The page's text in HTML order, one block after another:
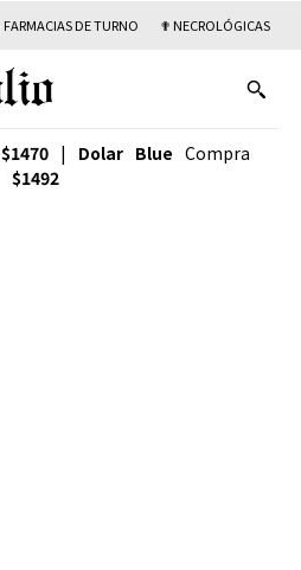
FARMACIAS DE TURNO ✟ NECROLÓGICAS
$1470 | Dolar Blue Compra
$1492